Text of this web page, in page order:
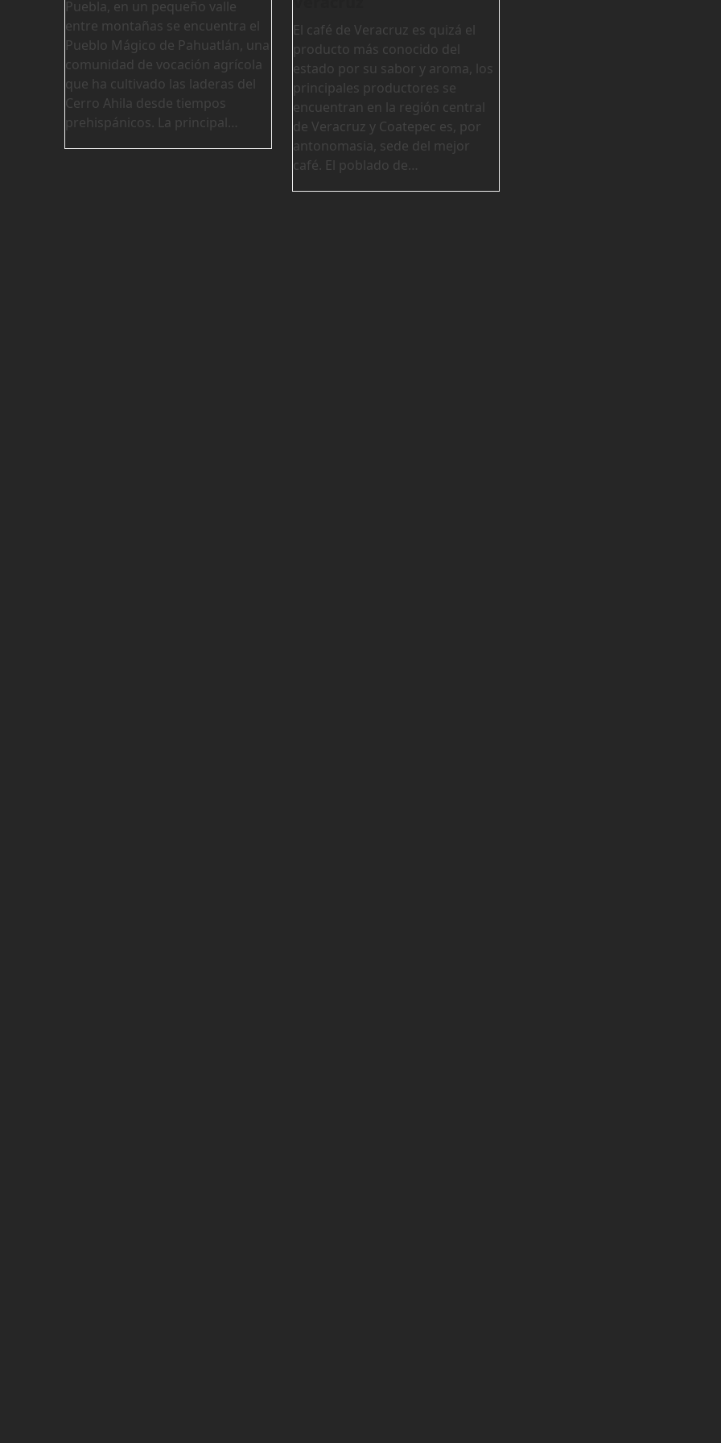
Puebla, en un pequeño valle
entre montañas se encuentra el
Pueblo Mágico de Pahuatlán, una
comunidad de vocación agrícola
que ha cultivado las laderas del
Cerro Ahila desde tiempos
prehispánicos. La principal…
El café de Veracruz es quizá el
producto más conocido del
estado por su sabor y aroma, los
principales productores se
encuentran en la región central
de Veracruz y Coatepec es, por
antonomasia, sede del mejor
café. El poblado de…